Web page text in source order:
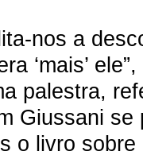
nos a
‘mais’
palestra,
Giussani se
o livro